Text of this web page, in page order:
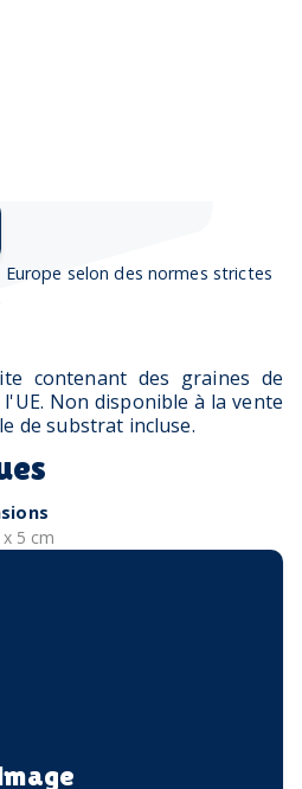
selon des normes strictes
contenant des graines de
Non disponible à la vente
de substrat incluse.
5 cm